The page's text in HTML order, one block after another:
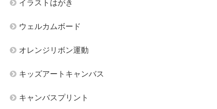
イラストはがき
ウェルカムボード
オレンジリボン運動
キッズアートキャンバス
キャンバスプリント